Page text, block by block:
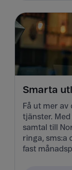
Smarta
Få ut mer
tjänster.
samtal till
ringa, sms:a
fast